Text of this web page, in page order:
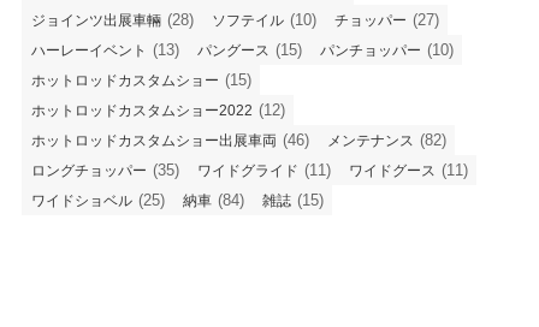
ジョインツ出展車輛 (28) ソフテイル (10) チョッパー (27)
ハーレーイベント (13) パングース (15) パンチョッパー (10)
ホットロッドカスタムショー (15)
ホットロッドカスタムショー2022 (12)
ホットロッドカスタムショー出展車両 (46) メンテナンス (82)
ロングチョッパー (35) ワイドグライド (11) ワイドグース (11)
ワイドショベル (25) 納車 (84) 雑誌 (15)